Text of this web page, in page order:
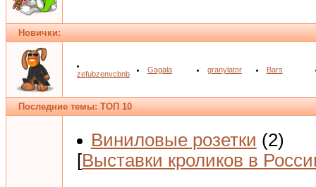
Новички:
zefubzenvcbnb Gagala granylator Bars
Последние темы: ТОП 10
Виниловые розетки (2)
[Выставки кроликов в